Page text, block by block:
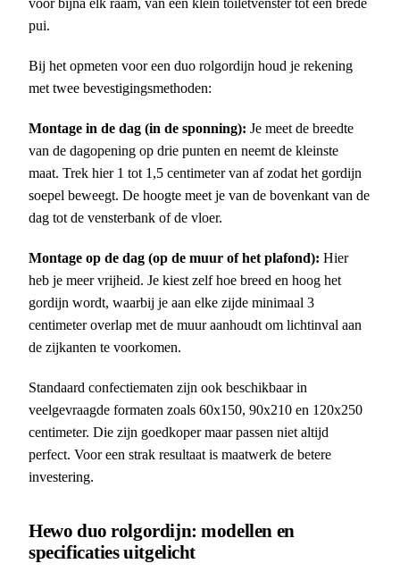
voor bijna elk raam, van een klein toiletvenster tot een brede
pui.
Bij het opmeten voor een duo rolgordijn houd je rekening
met twee bevestigingsmethoden:
Montage in de dag (in de sponning): Je meet de breedte
van de dagopening op drie punten en neemt de kleinste
maat. Trek hier 1 tot 1,5 centimeter van af zodat het gordijn
soepel beweegt. De hoogte meet je van de bovenkant van de
dag tot de vensterbank of de vloer.
Montage op de dag (op de muur of het plafond): Hier
heb je meer vrijheid. Je kiest zelf hoe breed en hoog het
gordijn wordt, waarbij je aan elke zijde minimaal 3
centimeter overlap met de muur aanhoudt om lichtinval aan
de zijkanten te voorkomen.
Standaard confectiematen zijn ook beschikbaar in
veelgevraagde formaten zoals 60x150, 90x210 en 120x250
centimeter. Die zijn goedkoper maar passen niet altijd
perfect. Voor een strak resultaat is maatwerk de betere
investering.
Hewo duo rolgordijn: modellen en
specificaties uitgelicht